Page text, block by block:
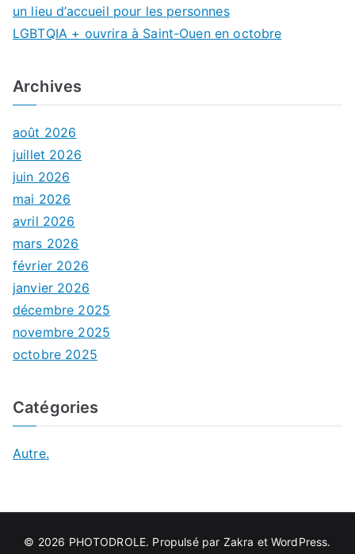
un lieu d’accueil pour les personnes
LGBTQIA + ouvrira à Saint-Ouen en octobre
Archives
août 2026
juillet 2026
juin 2026
mai 2026
avril 2026
mars 2026
février 2026
janvier 2026
décembre 2025
novembre 2025
octobre 2025
Catégories
Autre.
© 2026 PHOTODROLE. Propulsé par Zakra et WordPress.